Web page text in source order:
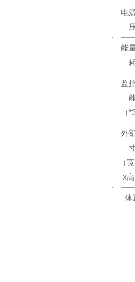
电
能
监
（
外
（
x
体